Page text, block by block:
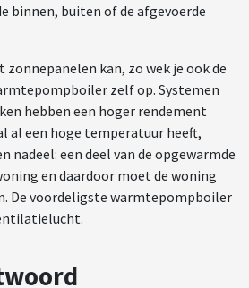
binnen, buiten of de afgevoerde
zonnepanelen kan, zo wek je ook de
zelf op. Systemen
hebben een hoger rendement
al een hoge temperatuur heeft,
nadeel: een deel van de opgewarmde
en daardoor moet de woning
De voordeligste warmtepompboiler